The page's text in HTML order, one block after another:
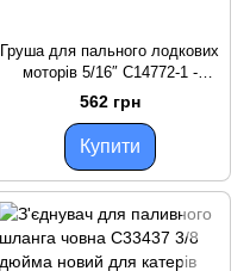
Груша для пального лодкових
моторів 5/16″ C14772-1 -
бензостійкий ПВХ для
перекачування пального,
діаметр шланга
562 грн
Купити